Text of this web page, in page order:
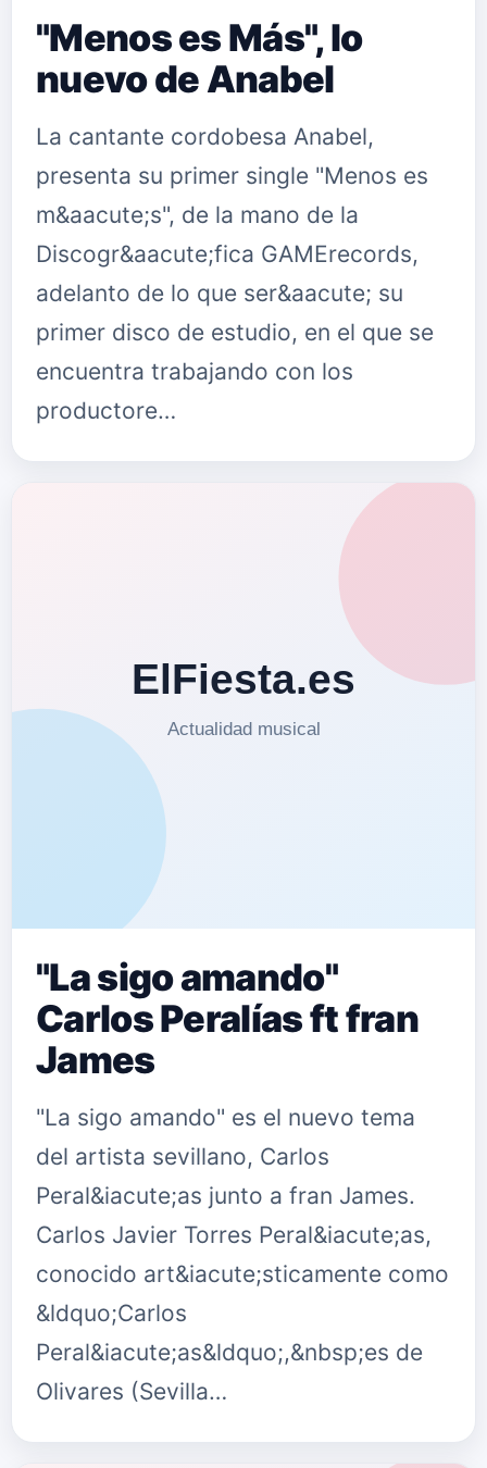
"Menos es Más", lo
nuevo de Anabel
La cantante cordobesa Anabel,
presenta su primer single "Menos es
m&aacute;s", de la mano de la
Discogr&aacute;fica GAMErecords,
adelanto de lo que ser&aacute; su
primer disco de estudio, en el que se
encuentra trabajando con los
productore…
"La sigo amando"
Carlos Peralías ft fran
James
"La sigo amando" es el nuevo tema
del artista sevillano, Carlos
Peral&iacute;as junto a fran James.
Carlos Javier Torres Peral&iacute;as,
conocido art&iacute;sticamente como
&ldquo;Carlos
Peral&iacute;as&ldquo;,&nbsp;es de
Olivares (Sevilla…